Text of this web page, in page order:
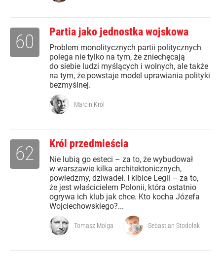
Partia jako jednostka wojskowa
Problem monolitycznych partii politycznych
polega nie tylko na tym, że zniechęcają
do siebie ludzi myślących i wolnych, ale także
na tym, że powstaje model uprawiania polityki
bezmyślnej.
60
Marcin Król
Król przedmieścia
Nie lubią go esteci – za to, że wybudował
w warszawie kilka architektonicznych,
powiedzmy, dziwadeł. I kibice Legii – za to,
że jest właścicielem Polonii, która ostatnio
ogrywa ich klub jak chce. Kto kocha Józefa
Wojciechowskiego?...
62
Tomasz Molga Sebastian Stodolak